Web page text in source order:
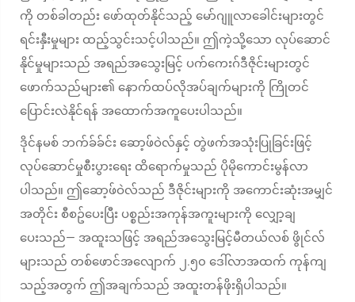
ကို တစ်ခါတည်း ဖော်ထုတ်နိုင်သည့် မော်ဂျူလာခေါင်းများတွင်
ရင်းနှီးမှုများ ထည့်သွင်းသင့်ပါသည်။ ဤကဲ့သို့သော လုပ်ဆောင်
နိုင်မှုများသည် အရည်အသွေးမြင့် ပက်ကေးဂ်ဒီဇိုင်းများတွင်
ဖောက်သည်များ၏ နောက်ထပ်လိုအပ်ချက်များကို ကြိုတင်
ပြောင်းလဲနိုင်ရန် အထောက်အကူပေးပါသည်။
ဒိုင်နမစ် ဘက်ခ်ခ်င်း ဆော့ဖ်ဝဲလ်နှင့် တွဲဖက်အသုံးပြုခြင်းဖြင့်
လုပ်ဆောင်မှုစီးပွားရေး ထိရောက်မှုသည် ပိုမိုကောင်းမွန်လာ
ပါသည်။ ဤဆော့ဖ်ဝဲလ်သည် ဒီဇိုင်းများကို အကောင်းဆုံးအမျှင်
အတိုင်း စီစဥ်ပေးပြီး ပစ္စည်းအကုန်အကူးများကို လျှော့ချ
ပေးသည်— အထူးသဖြင့် အရည်အသွေးမြင့်မီတယ်လစ် ဖွိုင်လ်
များသည် တစ်ဖောင်အလျောက် ၂.၅၀ ဒေါ်လာအထက် ကုန်ကျ
သည့်အတွက် ဤအချက်သည် အထူးတန်ဖိုးရှိပါသည်။